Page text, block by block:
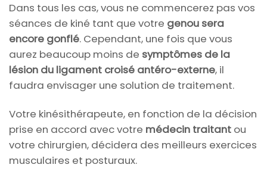
Dans tous les cas, vous ne commencerez pas vos
séances de kiné tant que votre genou sera
encore gonflé. Cependant, une fois que vous
aurez beaucoup moins de symptômes de la
lésion du ligament croisé antéro-externe, il
faudra envisager une solution de traitement.
Votre kinésithérapeute, en fonction de la décision
prise en accord avec votre médecin traitant ou
votre chirurgien, décidera des meilleurs exercices
musculaires et posturaux.